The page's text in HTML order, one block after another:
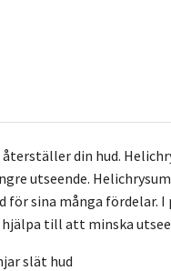
din hud.
utseende.
sina många fördelar. I
till att minska
slät hud